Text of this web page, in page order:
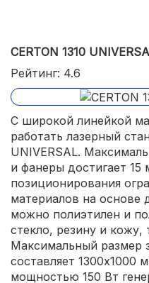
CERTON 1310
Рейтинг: 4.6
С широкой линейкой
работать лазерный
UNIVERSAL.
и фанеры достигает 15
позиционирования
материалов на основе
можно полиэтилен и
стекло, резину и кожу,
Максимальный размер
составляет 1300х1000
мощностью 150 Вт